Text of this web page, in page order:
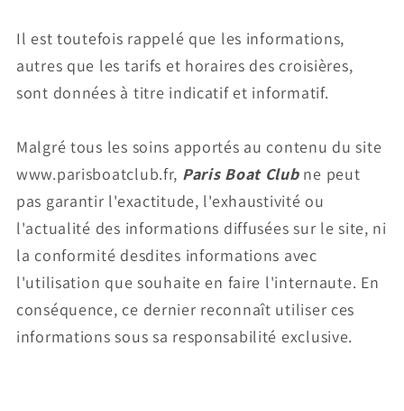
Il est toutefois rappelé que les informations,
autres que les tarifs et horaires des croisières,
sont données à titre indicatif et informatif.
Malgré tous les soins apportés au contenu du site
www.parisboatclub.fr, Paris Boat Clubne peut
pas garantir l'exactitude, l'exhaustivité ou
l'actualité des informations diffusées sur le site, ni
la conformité desdites informations avec
l'utilisation que souhaite en faire l'internaute. En
conséquence, ce dernier reconnaît utiliser ces
informations sous sa responsabilité exclusive.